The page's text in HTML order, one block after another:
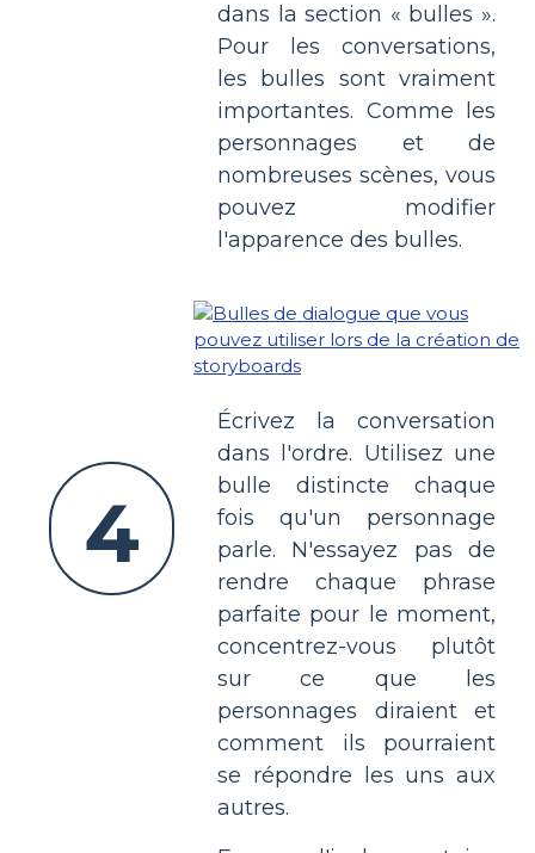
4
dans la section « bulles ».
Pour les conversations,
les bulles sont vraiment
importantes. Comme les
personnages et de
nombreuses scènes, vous
pouvez modifier
l'apparence des bulles.
Écrivez la conversation
dans l'ordre. Utilisez une
bulle distincte chaque
fois qu'un personnage
parle. N'essayez pas de
rendre chaque phrase
parfaite pour le moment,
concentrez-vous plutôt
sur ce que les
personnages diraient et
comment ils pourraient
se répondre les uns aux
autres.